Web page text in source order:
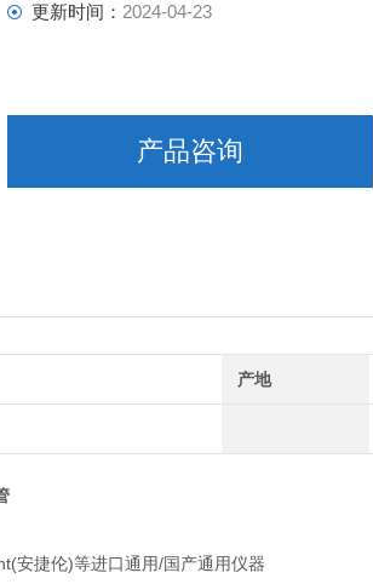
更新时间： 2024-04-23
产品咨询
产地
捷伦)等进口通用/国产通用仪器